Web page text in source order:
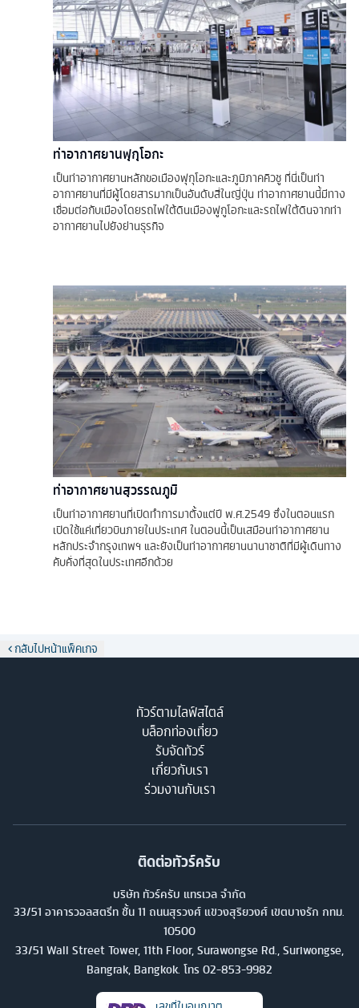
ท่าอากาศยานฟุกุโอกะ
เป็นท่าอากาศยานหลักขอเมืองฟุกุโอกะและภูมิภาคคิวชู ที่นี่เป็นท่า
อากาศยานที่มีผู้โดยสารมากเป็นอันดับสี่ในญี่ปุ่น ท่าอากาศยานนี้มีทาง
เชื่อมต่อกับเมืองโดยรถไฟใต้ดินเมืองฟูกูโอกะและรถไฟใต้ดินจากท่า
อากาศยานไปยังย่านธุรกิจ
ท่าอากาศยานสุวรรณภูมิ
เป็นท่าอากาศยานที่เปิดทำการมาตั้งแต่ปี พ.ศ.2549 ซึ่งในตอนแรก
เปิดใช้แค่เที่ยวบินภายในประเทศ ในตอนนี้เป็นเสมือนท่าอากาศยาน
หลักประจำกรุงเทพฯ และยังเป็นท่าอากาศยานนานาชาติที่มีผู้เดินทาง
คับคั่งที่สุดในประเทศอีกด้วย
กลับไปหน้าแพ็คเกจ
ทัวร์ตามไลฟ์สไตล์
บล็อกท่องเที่ยว
รับจัดทัวร์
เกี่ยวกับเรา
ร่วมงานกับเรา
ติดต่อทัวร์ครับ
บริษัท ทัวร์ครับ แทรเวล จำกัด
33/51 อาคารวอลสตรีท ชั้น 11 ถนนสุรวงศ์ แขวงสุริยวงศ์ เขตบางรัก กทม.
10500
33/51 Wall Street Tower, 11th Floor, Surawongse Rd., Suriwongse,
Bangrak, Bangkok. โทร 02-853-9982